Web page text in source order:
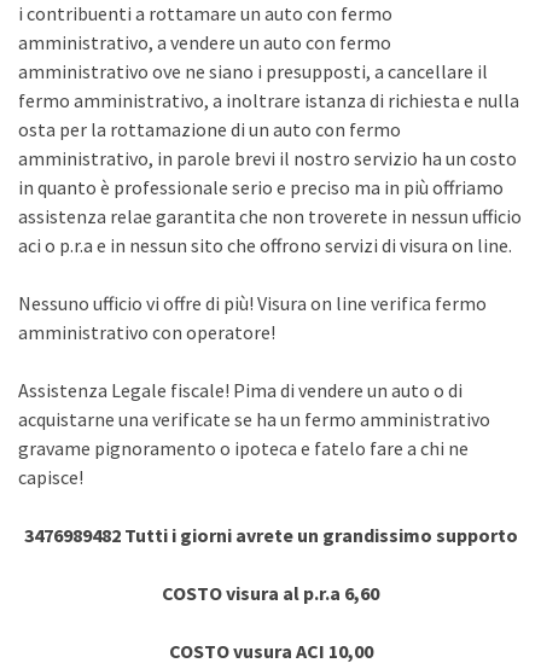
i contribuenti a rottamare un auto con fermo
amministrativo, a vendere un auto con fermo
amministrativo ove ne siano i presupposti, a cancellare il
fermo amministrativo, a inoltrare istanza di richiesta e nulla
osta per la rottamazione di un auto con fermo
amministrativo, in parole brevi il nostro servizio ha un costo
in quanto è professionale serio e preciso ma in più offriamo
assistenza relae garantita che non troverete in nessun ufficio
aci o p.r.a e in nessun sito che offrono servizi di visura on line.
Nessuno ufficio vi offre di più! Visura on line verifica fermo
amministrativo con operatore!
Assistenza Legale fiscale! Pima di vendere un auto o di
acquistarne una verificate se ha un fermo amministrativo
gravame pignoramento o ipoteca e fatelo fare a chi ne
capisce!
3476989482 Tutti i giorni avrete un grandissimo supporto
COSTO visura al p.r.a 6,60
COSTO vusura ACI 10,00